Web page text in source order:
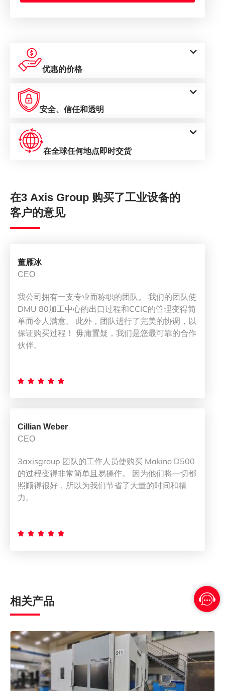
优惠的价格
安全、信任和透明
在全球任何地点即时交货
在3 Axis Group 购买了工业设备的
客户的意见
董雁冰
CEO
我公司拥有一支专业而称职的团队。 我们的团队使
DMU 80加工中心的出口过程和CCIC的管理变得简
单而令人满意。 此外，团队进行了完美的协调，以
保证购买过程！ 毋庸置疑，我们是您最可靠的合作
伙伴。
    
Cillian Weber
CEO
3axisgroup 团队的工作人员使购买 Makino D500
的过程变得非常简单且易操作。 因为他们将一切都
照顾得很好，所以为我们节省了大量的时间和精
力。
    
相关产品